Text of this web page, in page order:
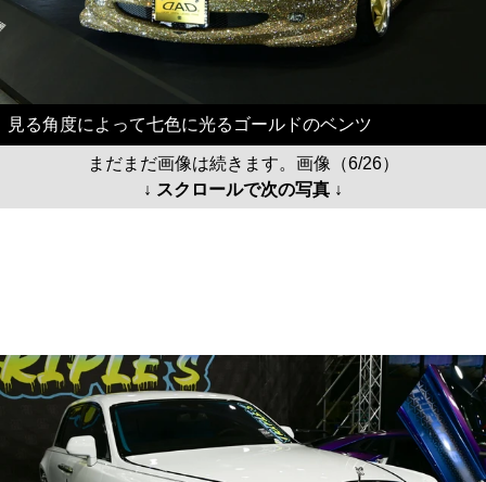
見る角度によって七色に光るゴールドのベンツ
まだまだ画像は続きます。画像（6/26）
↓ スクロールで次の写真 ↓